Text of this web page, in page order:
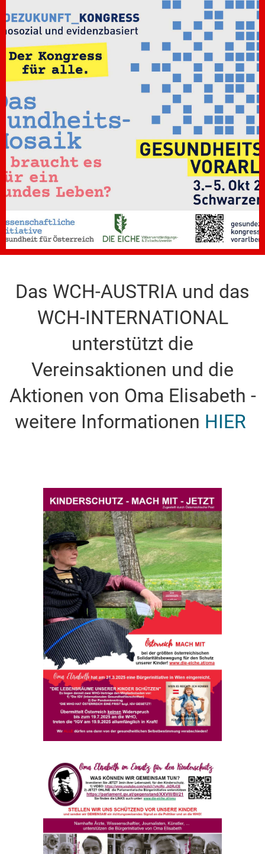
Das WCH-AUSTRIA und das
WCH-INTERNATIONAL
unterstützt die
Vereinsaktionen und die
Aktionen von Oma Elisabeth -
weitere Informationen HIER